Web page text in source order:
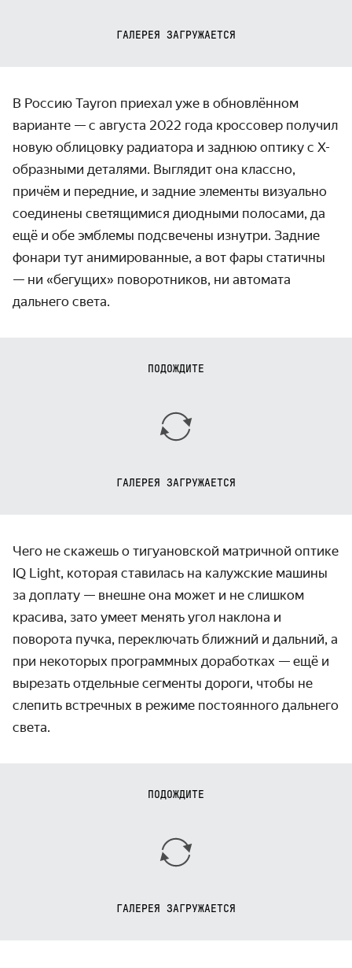
ГАЛЕРЕЯ ЗАГРУЖАЕТСЯ
В Россию Tayron приехал уже в обновлённом
варианте — с августа 2022 года кроссовер получил
новую облицовку радиатора и заднюю оптику с Х-
образными деталями. Выглядит она классно,
причём и передние, и задние элементы визуально
соединены светящимися диодными полосами, да
ещё и обе эмблемы подсвечены изнутри. Задние
фонари тут анимированные, а вот фары статичны
— ни «бегущих» поворотников, ни автомата
дальнего света.
ПОДОЖДИТЕ
ГАЛЕРЕЯ ЗАГРУЖАЕТСЯ
Чего не скажешь о тигуановской матричной оптике
IQ Light, которая ставилась на калужские машины
за доплату — внешне она может и не слишком
красива, зато умеет менять угол наклона и
поворота пучка, переключать ближний и дальний, а
при некоторых программных доработках — ещё и
вырезать отдельные сегменты дороги, чтобы не
слепить встречных в режиме постоянного дальнего
света.
ПОДОЖДИТЕ
ГАЛЕРЕЯ ЗАГРУЖАЕТСЯ